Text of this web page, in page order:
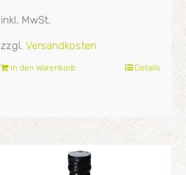
inkl. MwSt.
zzgl. Versandkosten
In den Warenkorb Details